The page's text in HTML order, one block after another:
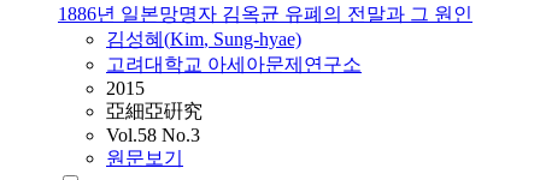
1886년 일본망명자 김옥균 유폐의 전말과 그 원인
김성혜(Kim, Sung-hyae)
고려대학교 아세아문제연구소
2015
亞細亞硏究
Vol.58 No.3
원문보기